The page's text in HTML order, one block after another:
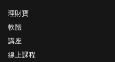
理財寶
軟體
講座
線上課程